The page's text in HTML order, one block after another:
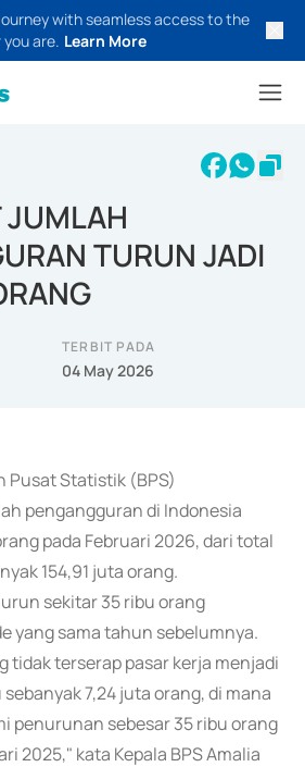
with seamless access to the
are. Learn More
JUMLAH
TURUN JADI
TERBIT PADA
04 May 2026
Pusat Statistik (BPS)
pengangguran di Indonesia
pada Februari 2026, dari total
154,91 juta orang.
sekitar 35 ribu orang
yang sama tahun sebelumnya.
tidak terserap pasar kerja menjadi
7,24 juta orang, di mana
penurunan sebesar 35 ribu orang
2025," kata Kepala BPS Amalia